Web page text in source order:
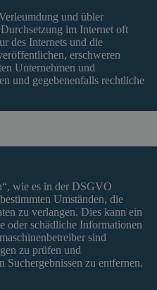
und übler
im Internet oft
des Internets und die
erschweren
Unternehmen und
und gegebenenfalls rechtliche
wie es in der DSGVO
Umständen, die
zu verlangen. Dies kann ein
oder schädliche Informationen
sind
zu prüfen und
Suchergebnissen zu entfernen.